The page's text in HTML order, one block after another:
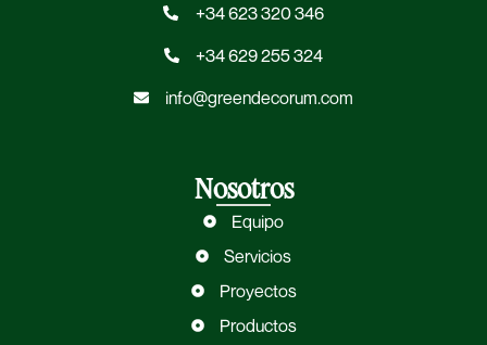
+34 623 320 346
+34 629 255 324
info@greendecorum.com
Nosotros
Equipo
Servicios
Proyectos
Productos